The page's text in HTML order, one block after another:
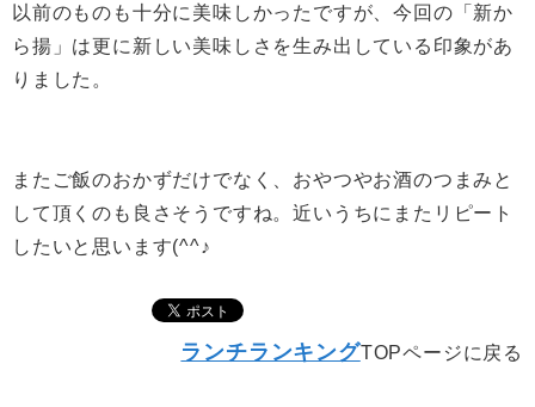
以前のものも十分に美味しかったですが、今回の「新か
ら揚」は更に新しい美味しさを生み出している印象があ
りました。
またご飯のおかずだけでなく、おやつやお酒のつまみと
して頂くのも良さそうですね。近いうちにまたリピート
したいと思います(^^♪
ランチランキングTOPページに戻る